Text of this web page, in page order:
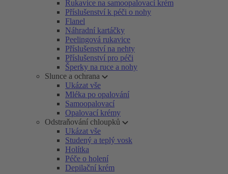
Rukavice na samoopalovací krém
Příslušenství k péči o nohy
Flanel
Náhradní kartáčky
Peelingová rukavice
Příslušenství na nehty
Příslušenství pro péči
Šperky na ruce a nohy
Slunce a ochrana
Ukázat vše
Mléka po opalování
Samoopalovací
Opalovací krémy
Odstraňování chloupků
Ukázat vše
Studený a teplý vosk
Holítka
Péče o holení
Depilační krém